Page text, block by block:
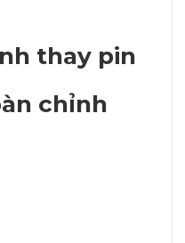
thay pin
chỉnh